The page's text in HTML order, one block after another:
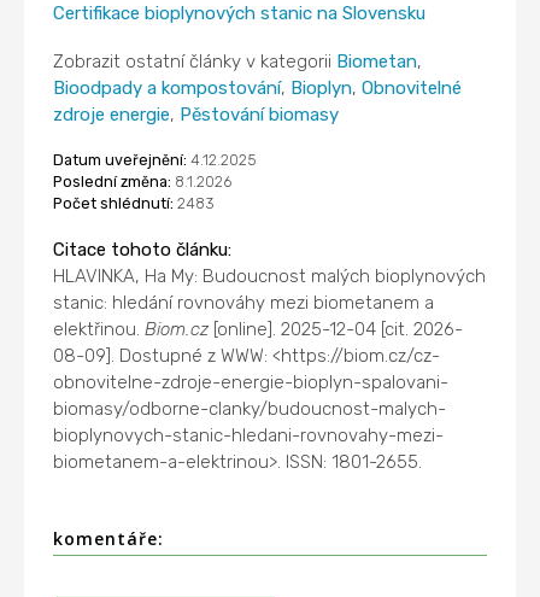
Certifikace bioplynových stanic na Slovensku
Zobrazit ostatní články v kategorii Biometan,
Bioodpady a kompostování, Bioplyn,Obnovitelné
zdroje energie, Pěstování biomasy
Datum uveřejnění: 4.12.2025
Poslední změna: 8.1.2026
Počet shlédnutí: 2483
Citace tohoto článku:
HLAVINKA, Ha My: Budoucnost malých bioplynových
stanic: hledání rovnováhy mezi biometanem a
elektřinou.Biom.cz [online]. 2025-12-04 [cit. 2026-
08-09]. Dostupné z WWW: <https://biom.cz/cz-
obnovitelne-zdroje-energie-bioplyn-spalovani-
biomasy/odborne-clanky/budoucnost-malych-
bioplynovych-stanic-hledani-rovnovahy-mezi-
biometanem-a-elektrinou>. ISSN: 1801-2655.
komentáře: